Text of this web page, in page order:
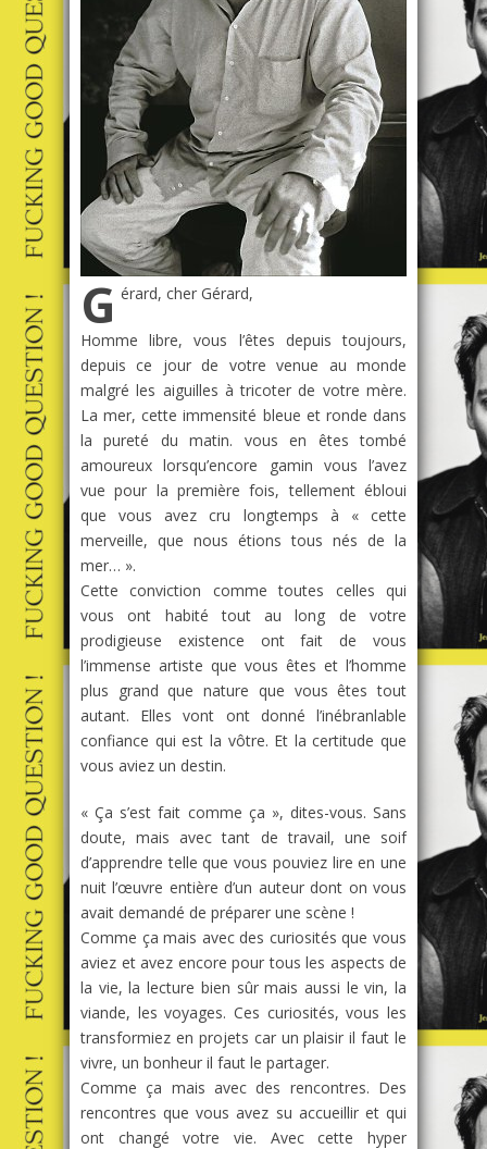
G érard, cher Gérard,
Homme libre, vous l’êtes depuis toujours,
depuis ce jour de votre venue au monde
malgré les aiguilles à tricoter de votre mère.
La mer, cette immensité bleue et ronde dans
la pureté du matin. vous en êtes tombé
amoureux lorsqu’encore gamin vous l’avez
vue pour la première fois, tellement ébloui
que vous avez cru longtemps à « cette
merveille, que nous étions tous nés de la
mer… ».
Cette conviction comme toutes celles qui
vous ont habité tout au long de votre
prodigieuse existence ont fait de vous
l’immense artiste que vous êtes et l’homme
plus grand que nature que vous êtes tout
autant. Elles vont ont donné l’inébranlable
confiance qui est la vôtre. Et la certitude que
vous aviez un destin.
« Ça s’est fait comme ça », dites-vous. Sans
doute, mais avec tant de travail, une soif
d’apprendre telle que vous pouviez lire en une
nuit l’œuvre entière d’un auteur dont on vous
avait demandé de préparer une scène !
Comme ça mais avec des curiosités que vous
aviez et avez encore pour tous les aspects de
la vie, la lecture bien sûr mais aussi le vin, la
viande, les voyages. Ces curiosités, vous les
transformiez en projets car un plaisir il faut le
vivre, un bonheur il faut le partager.
Comme ça mais avec des rencontres. Des
rencontres que vous avez su accueillir et qui
ont changé votre vie. Avec cette hyper